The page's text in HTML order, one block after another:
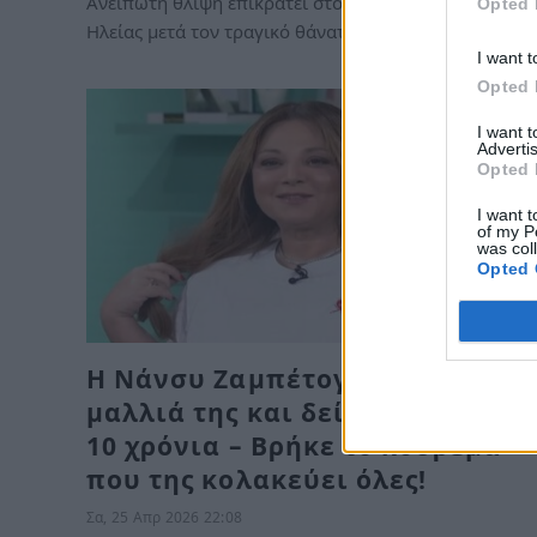
I want
Opted
I want
Opted
I want
of my
was
Opted
Ηλείας μετά τον τραγικό θάνατο του…
Η Νάνσυ Ζαμπέτογλου έκοψε τα
μαλλιά της και δείχνει νεότερη
10 χρόνια – Βρήκε το κούρεμα
που της κολακεύει όλες!
Σα, 25 Απρ 2026 22:08